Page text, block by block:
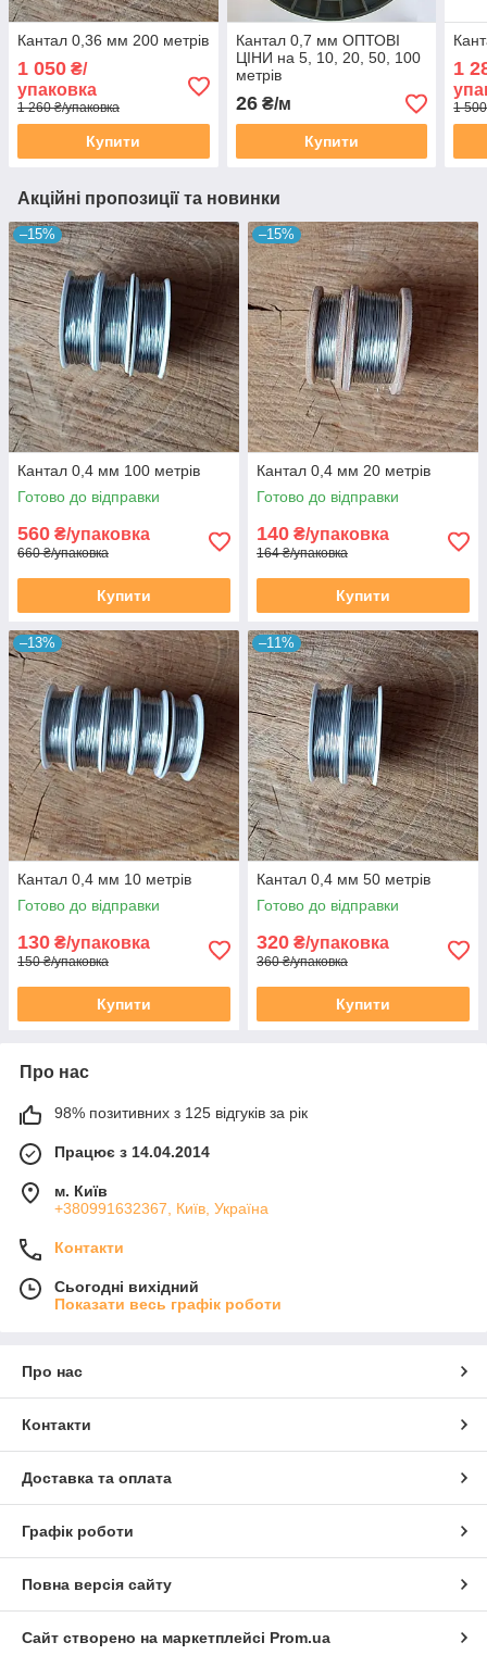
Кантал 0,36 мм 200 метрів
1 050 ₴/
упаковка
1 260 ₴/упаковка
Купити
Кантал 0,7 мм ОПТОВІ
ЦІНИ на 5, 10, 20, 50, 100
метрів
26₴/м
Купити
1
1
Акційні пропозиції та новинки
–15%
Кантал 0,4 мм 100 метрів
Готово до відправки
560 ₴/упаковка
660 ₴/упаковка
Купити
–15%
Кантал 0,4 мм 20 метрів
Готово до відправки
140 ₴/упаковка
164 ₴/упаковка
Купити
–13%
Кантал 0,4 мм 10 метрів
Готово до відправки
130 ₴/упаковка
150 ₴/упаковка
Купити
–11%
Кантал 0,4 мм 50 метрів
Готово до відправки
320 ₴/упаковка
360 ₴/упаковка
Купити
Про нас
98% позитивних з 125 відгуків за рік
Працює з 14.04.2014
м. Київ
+380991632367, Київ, Україна
Контакти
Сьогодні вихідний
Показати весь графік роботи
Про нас
Контакти
Доставка та оплата
Графік роботи
Повна версія сайту
Сайт створено на маркетплейсі Prom.ua